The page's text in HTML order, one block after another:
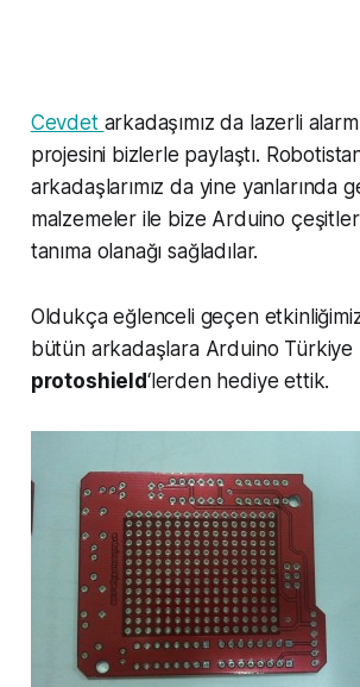
Cevdet arkadaşımız da lazerli
projesini bizlerle paylaştı.
arkadaşlarımız da yine yanlarında
malzemeler ile bize Arduino
tanıma olanağı sağladılar.
Oldukça eğlenceli geçen
bütün arkadaşlara Arduino Türkiye
protoshield‘lerden hediye ettik.